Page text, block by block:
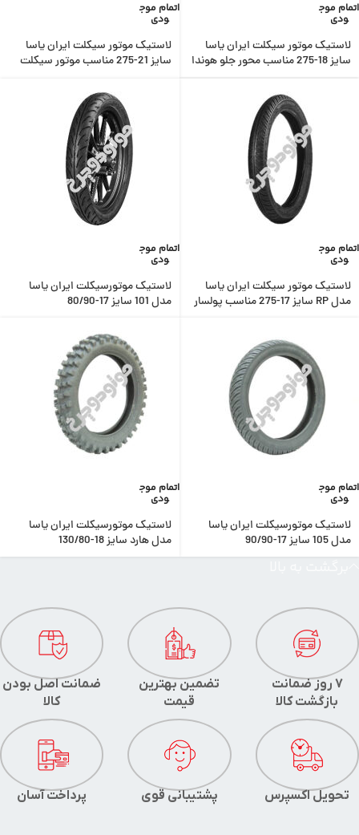
اتمام موج
ودی
لاستیک موتور سیکلت ایران یاسا
سایز 18-275 مناسب محور جلو هوندا
اتمام موج
ودی
لاستیک موتور سیکلت ایران یاسا
سایز 21-275 مناسب موتور سیکلت
اتمام موج
ودی
لاستیک موتور سیکلت ایران یاسا
مدل RP سایز 17-275 مناسب پولسار
اتمام موج
ودی
لاستیک موتورسیکلت ایران یاسا
مدل 101 سایز 17-80/90
اتمام موج
ودی
لاستیک موتورسیکلت ایران یاسا
مدل 105 سایز 17-90/90
اتمام موج
ودی
لاستیک موتورسیکلت ایران یاسا
مدل هارد سایز 18-130/80
ضمانت اصل بودن
کالا
تضمین بهترین
قیمت
7 روز ضمانت
بازگشت کالا
پرداخت آسان پشتیبانی قوی تحویل اکسپرس